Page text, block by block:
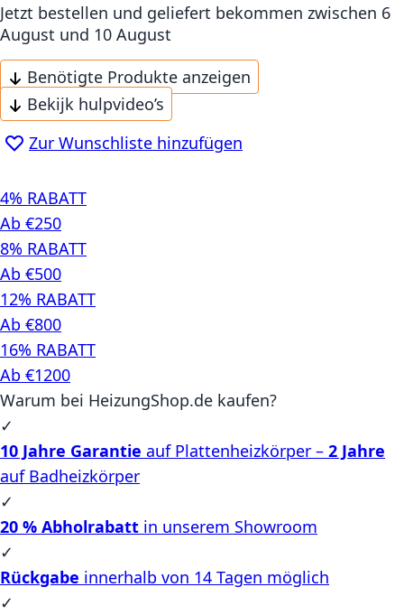
Jetzt bestellen und geliefert bekommen zwischen 6
August und 10 August
Benötigte Produkte anzeigen
Bekijk hulpvideo’s
Zur Wunschliste hinzufügen
4% RABATT
Ab €250
8% RABATT
Ab €500
12% RABATT
Ab €800
16% RABATT
Ab €1200
Warum bei HeizungShop.de kaufen?
✓
10 Jahre Garantie auf Plattenheizkörper – 2 Jahre
auf Badheizkörper
✓
20 % Abholrabatt in unserem Showroom
✓
Rückgabe innerhalb von 14 Tagen möglich
✓